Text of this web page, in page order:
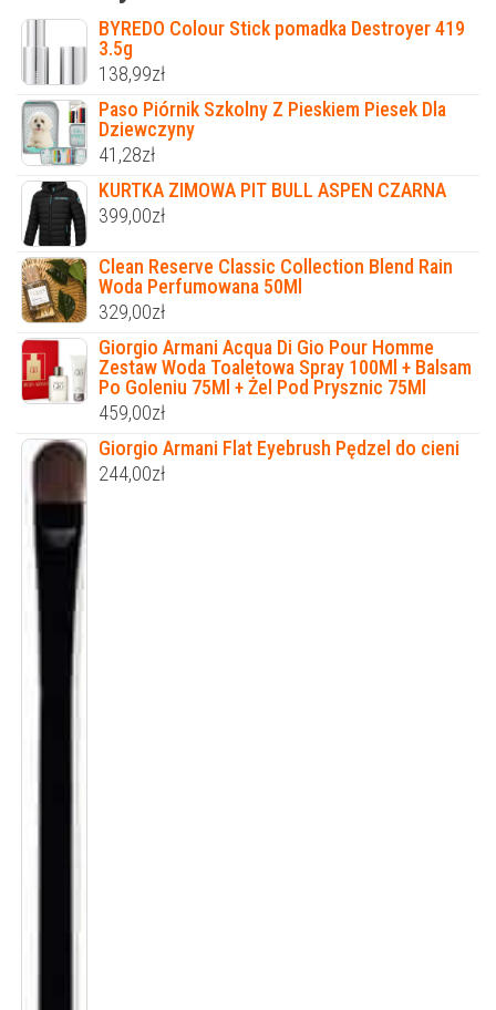
BYREDO Colour Stick pomadka Destroyer 419
3.5g
138,99zł
Paso Piórnik Szkolny Z Pieskiem Piesek Dla
Dziewczyny
41,28zł
KURTKA ZIMOWA PIT BULL ASPEN CZARNA
399,00zł
Clean Reserve Classic Collection Blend Rain
Woda Perfumowana 50Ml
329,00zł
Giorgio Armani Acqua Di Gio Pour Homme
Zestaw Woda Toaletowa Spray 100Ml + Balsam
Po Goleniu 75Ml + Żel Pod Prysznic 75Ml
459,00zł
Giorgio Armani Flat Eyebrush Pędzel do cieni
244,00zł